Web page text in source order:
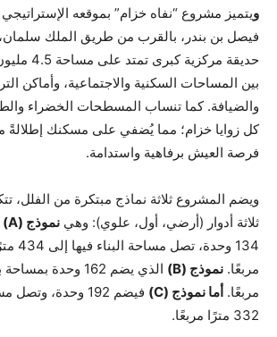
ويتميز مشروع “نفاه خزام” بموقعه
فيصل بن بندر، بالقرب من طريق الملك
حديقة
بين المساحات السكنية والاجتماعية، وأماكن
والضيافة. كما تنساب المسطحات الخضراء
كل زوايا خزام؛ مما يُضفي على مسكنك إطلالةً
فرصة العيش برفاهية واستدامة.
ويضم المشروع ثلاثة نماذج مبتكرة من الفلل،
ثلاثة أدوار (أرضي، أول، علوي): وهي نموذج (A)
134 وحدة، تصل مساحة
مربعًا. نموذج (B)
مربعًا. أما نموذج (C)
فيضم 192 وحدة،
332 مترًا مربعًا.